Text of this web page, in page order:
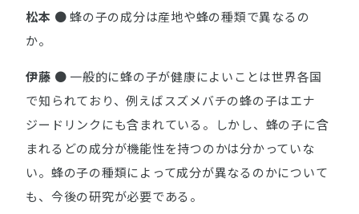
松本 ● 蜂の子の成分は産地や蜂の種類で異なるの
か。
伊藤 ● 一般的に蜂の子が健康によいことは世界各国
で知られており、例えばスズメバチの蜂の子はエナ
ジードリンクにも含まれている。しかし、蜂の子に含
まれるどの成分が機能性を持つのかは分かっていな
い。蜂の子の種類によって成分が異なるのかについて
も、今後の研究が必要である。